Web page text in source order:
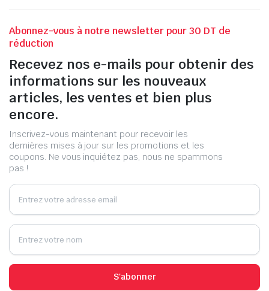
Abonnez-vous à notre newsletter pour 30 DT de
réduction
Recevez nos e-mails pour obtenir des
informations sur les nouveaux
articles, les ventes et bien plus
encore.
Inscrivez-vous maintenant pour recevoir les
dernières mises à jour sur les promotions et les
coupons. Ne vous inquiétez pas, nous ne spammons
pas !
S'abonner